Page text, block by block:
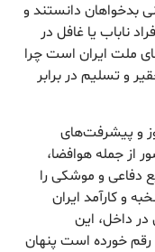
بدخواهان دانستند و
ناباب یا غافل در
ملت ایران است چرا
و تسلیم در برابر
و پیشرفت‌های
از جمله هوافضا،
دفاعی و موشکی را
و کارآمد ایران
داخل، این
خورده است پنهان